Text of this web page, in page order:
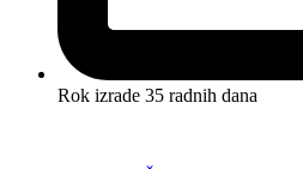
Rok izrade 35 radnih dana